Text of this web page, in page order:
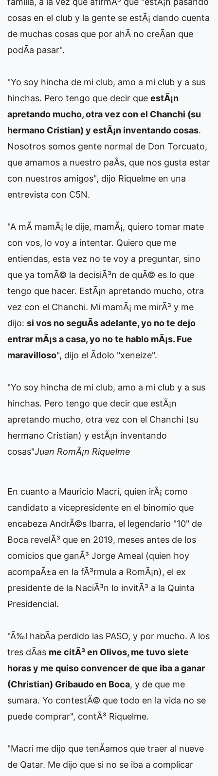
cosas en el club y la gente se estÃ¡ dando cuenta
de muchas cosas que por ahÃ­ no creÃ­an que
podÃ­a pasar".
"Yo soy hincha de mi club, amo a mi club y a sus
hinchas. Pero tengo que decir que estÃ¡n
apretando mucho, otra vez con el Chanchi (su
hermano Cristian) y estÃ¡n inventando cosas.
Nosotros somos gente normal de Don Torcuato,
que amamos a nuestro paÃ­s, que nos gusta estar
con nuestros amigos", dijo Riquelme en una
entrevista con C5N.
"A mÃ­ mamÃ¡ le dije, mamÃ¡, quiero tomar mate
con vos, lo voy a intentar. Quiero que me
entiendas, esta vez no te voy a preguntar, sino
que ya tomÃ© la decisiÃ³n de quÃ© es lo que
tengo que hacer. EstÃ¡n apretando mucho, otra
vez con el Chanchi. Mi mamÃ¡ me mirÃ³ y me
dijo: si vos no seguÃ­s adelante, yo no te dejo
entrar mÃ¡s a casa, yo no te hablo mÃ¡s. Fue
maravilloso", dijo el Ã­dolo "xeneize".
"Yo soy hincha de mi club, amo a mi club y a sus
hinchas. Pero tengo que decir que estÃ¡n
apretando mucho, otra vez con el Chanchi (su
hermano Cristian) y estÃ¡n inventando
cosas"Juan RomÃ¡n Riquelme
En cuanto a Mauricio Macri, quien irÃ¡ como
candidato a vicepresidente en el binomio que
encabeza AndrÃ©s Ibarra, el legendario "10" de
Boca revelÃ³ que en 2019, meses antes de los
comicios que ganÃ³ Jorge Ameal (quien hoy
acompaÃ±a en la fÃ³rmula a RomÃ¡n), el ex
presidente de la NaciÃ³n lo invitÃ³ a la Quinta
Presidencial.
"Ã‰l habÃ­a perdido las PASO, y por mucho. A los
tres dÃ­as me citÃ³ en Olivos, me tuvo siete
horas y me quiso convencer de que iba a ganar
(Christian) Gribaudo en Boca, y de que me
sumara. Yo contestÃ© que todo en la vida no se
puede comprar", contÃ³ Riquelme.
"Macri me dijo que tenÃ­amos que traer al nueve
de Qatar. Me dijo que si no se iba a complicar